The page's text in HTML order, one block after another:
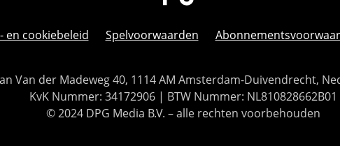
en cookiebeleid Spelvoorwaarden
Van der Madeweg 40, 1114 AM Amsterdam-Duivendrecht,
KvK Nummer: 34172906 | BTW Nummer: NL810828662B01
© 2024 DPG Media B.V. – alle rechten voorbehouden